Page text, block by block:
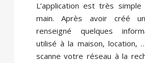
L’application est très
main. Après avoir créé
renseigné quelques
utilisé à la maison, location,
scanne votre réseau à la